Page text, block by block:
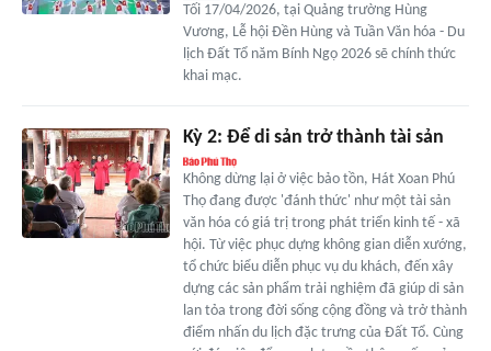
Tối 17/04/2026, tại Quảng trường Hùng
Vương, Lễ hội Đền Hùng và Tuần Văn hóa - Du
lịch Đất Tổ năm Bính Ngọ 2026 sẽ chính thức
khai mạc.
Kỳ 2: Để di sản trở thành tài sản
Không dừng lại ở việc bảo tồn, Hát Xoan Phú
Thọ đang được 'đánh thức' như một tài sản
văn hóa có giá trị trong phát triển kinh tế - xã
hội. Từ việc phục dựng không gian diễn xướng,
tổ chức biểu diễn phục vụ du khách, đến xây
dựng các sản phẩm trải nghiệm đã giúp di sản
lan tỏa trong đời sống cộng đồng và trở thành
điểm nhấn du lịch đặc trưng của Đất Tổ. Cùng